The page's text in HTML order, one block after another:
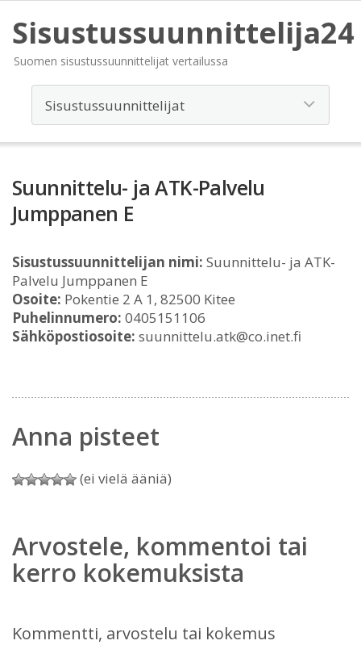
Sisustussuunnittelija24
Suomen sisustussuunnittelijat vertailussa
Suunnittelu- ja ATK-Palvelu
Jumppanen E
Sisustussuunnittelijan nimi: Suunnittelu- ja ATK-
Palvelu Jumppanen E
Osoite: Pokentie 2 A 1, 82500 Kitee
Puhelinnumero: 0405151106
Sähköpostiosoite: suunnittelu.atk@co.inet.fi
Anna pisteet
(ei vielä ääniä)
Arvostele, kommentoi tai
kerro kokemuksista
Kommentti, arvostelu tai kokemus